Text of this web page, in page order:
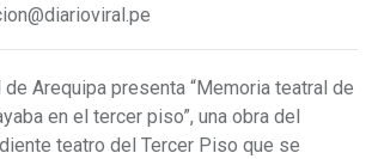
de Arequipa presenta “Memoria teatral de
en el tercer piso”, una obra del
teatro del Tercer Piso que se